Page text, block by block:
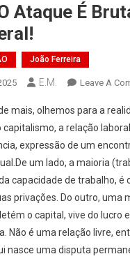
Ataque É
João Ferreira
E.M. Leave A
mais, olhemos para a
capitalismo, a relação
expressão de um
um lado, a maioria
capacidade de trabalho, é
privações. Do outro, uma
o capital, vive do lucro
Não é uma relação livre,
nasce uma disputa